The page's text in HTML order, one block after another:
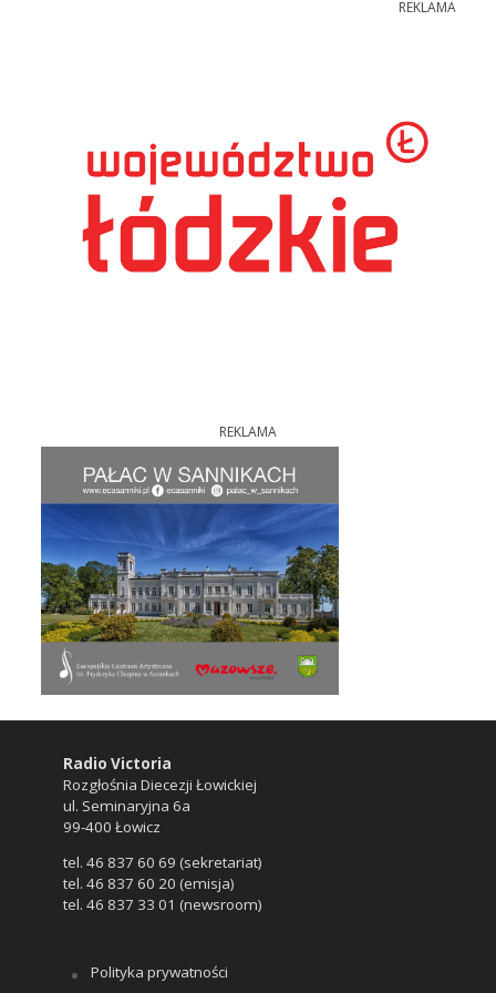
REKLAMA
REKLAMA
Radio Victoria
Rozgłośnia Diecezji Łowickiej
ul. Seminaryjna 6a
99-400 Łowicz
tel. 46 837 60 69 (sekretariat)
tel. 46 837 60 20 (emisja)
tel. 46 837 33 01 (newsroom)
Polityka prywatności